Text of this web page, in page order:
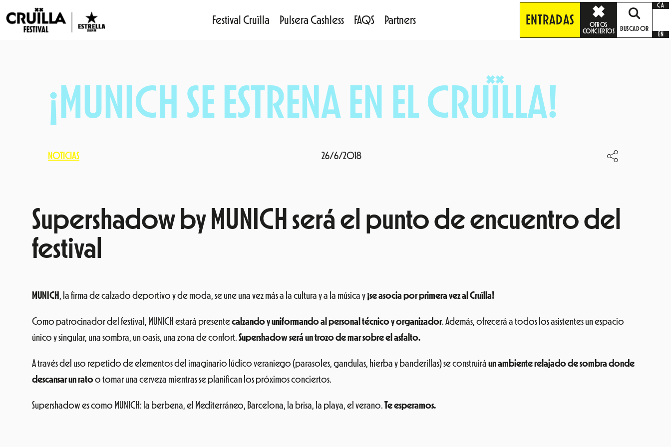
Festival Cruïlla Pulsera Cashless FAQS Partners ENTRADAS
OTROS
CONCIERTOS
BUSCADOR
CA
EN
¡MUNICH SE ESTRENA EN EL CRUÏLLA!
NOTICIAS 26/6/2018
Supershadow by MUNICH será el punto de encuentro del
festival
MUNICH , la firma de calzado deportivo y de moda, se une una vez más a la cultura y a la música y ¡se asocia por primera vez al Cruïlla!
Como patrocinador del festival, MUNICH estará presentecalzando y uniformando al personal técnico y organizador. Además, ofrecerá a todos los asistentes un espacio
único y singular, una sombra, un oasis, una zona de confort. Supershadow será un trozo de mar sobre el asfalto.
A través del uso repetido de elementos del imaginario lúdico veraniego (parasoles, gandulas, hierba y banderillas) se construirá un ambiente relajado de sombra donde
descansar un ratoo tomar una cerveza mientras se planifican los próximos conciertos.
Supershadow es como MUNICH: la berbena, el Mediterráneo, Barcelona, la brisa, la playa, el verano. Te esperamos.